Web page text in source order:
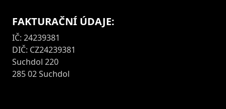
FAKTURAČNÍ ÚDAJE:
IČ: 24239381
DIČ: CZ24239381
Suchdol 220
285 02 Suchdol